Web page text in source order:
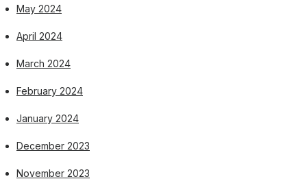
May 2024
April 2024
March 2024
February 2024
January 2024
December 2023
November 2023